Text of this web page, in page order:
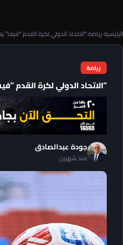
الرئيسية›رياضة›“الاتحاد الدولي لكرة القدم “فيفا”
رياضة
“الاتحاد الدولي لكرة القدم
جودة عبدالصادق
منذ شهرين